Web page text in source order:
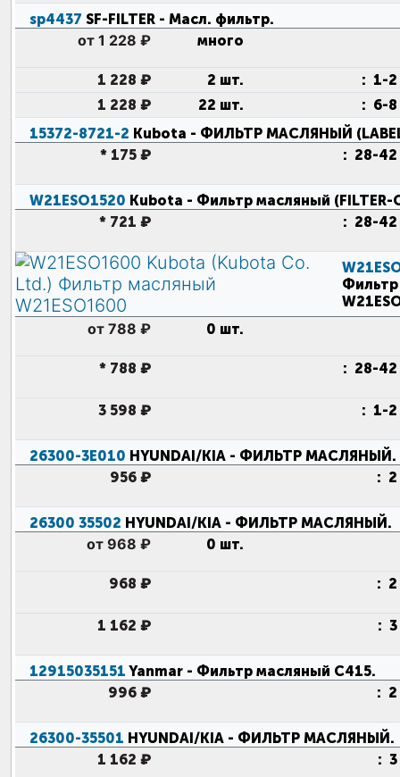
sp4437 SF-FILTER - Масл. фильтр.
от 1 228 ₽ много
1 228 ₽ 2 шт. : 1-
1 228 ₽
22 шт. : 6-
15372-8721-2 Kubota - ФИЛЬТР МАСЛЯНЫЙ
* 175 ₽ : 28-
W21ESO1520 Kubota - Фильтр масляный (FILTER-
* 721 ₽ : 28-
от 788 ₽ 0 шт.
* 788 ₽ : 28-
3 598 ₽ : 1-
26300-3E010 HYUNDAI/KIA - ФИЛЬТР МАСЛЯНЫЙ.
956 ₽
:
26300 35502 HYUNDAI/KIA - ФИЛЬТР МАСЛЯНЫЙ.
от 968 ₽ 0 шт.
968 ₽ :
1 162 ₽ :
12915035151 Yanmar - Фильтр масляный C415.
996 ₽
:
26300-35501 HYUNDAI/KIA - ФИЛЬТР МАСЛЯНЫЙ.
1 162 ₽
: